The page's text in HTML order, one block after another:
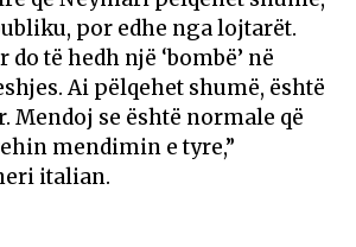
por edhe nga lojtarët.
të hedh një ‘bombë’ në
Ai pëlqehet shumë, është
Mendoj se është normale që
mendimin e tyre,”
italian.